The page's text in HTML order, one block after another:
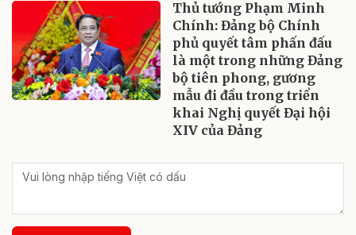
Thủ tướng Phạm Minh
Chính: Đảng bộ Chính
phủ quyết tâm phấn đấu
là một trong những Đảng
bộ tiên phong, gương
mẫu đi đầu trong triển
khai Nghị quyết Đại hội
XIV của Đảng